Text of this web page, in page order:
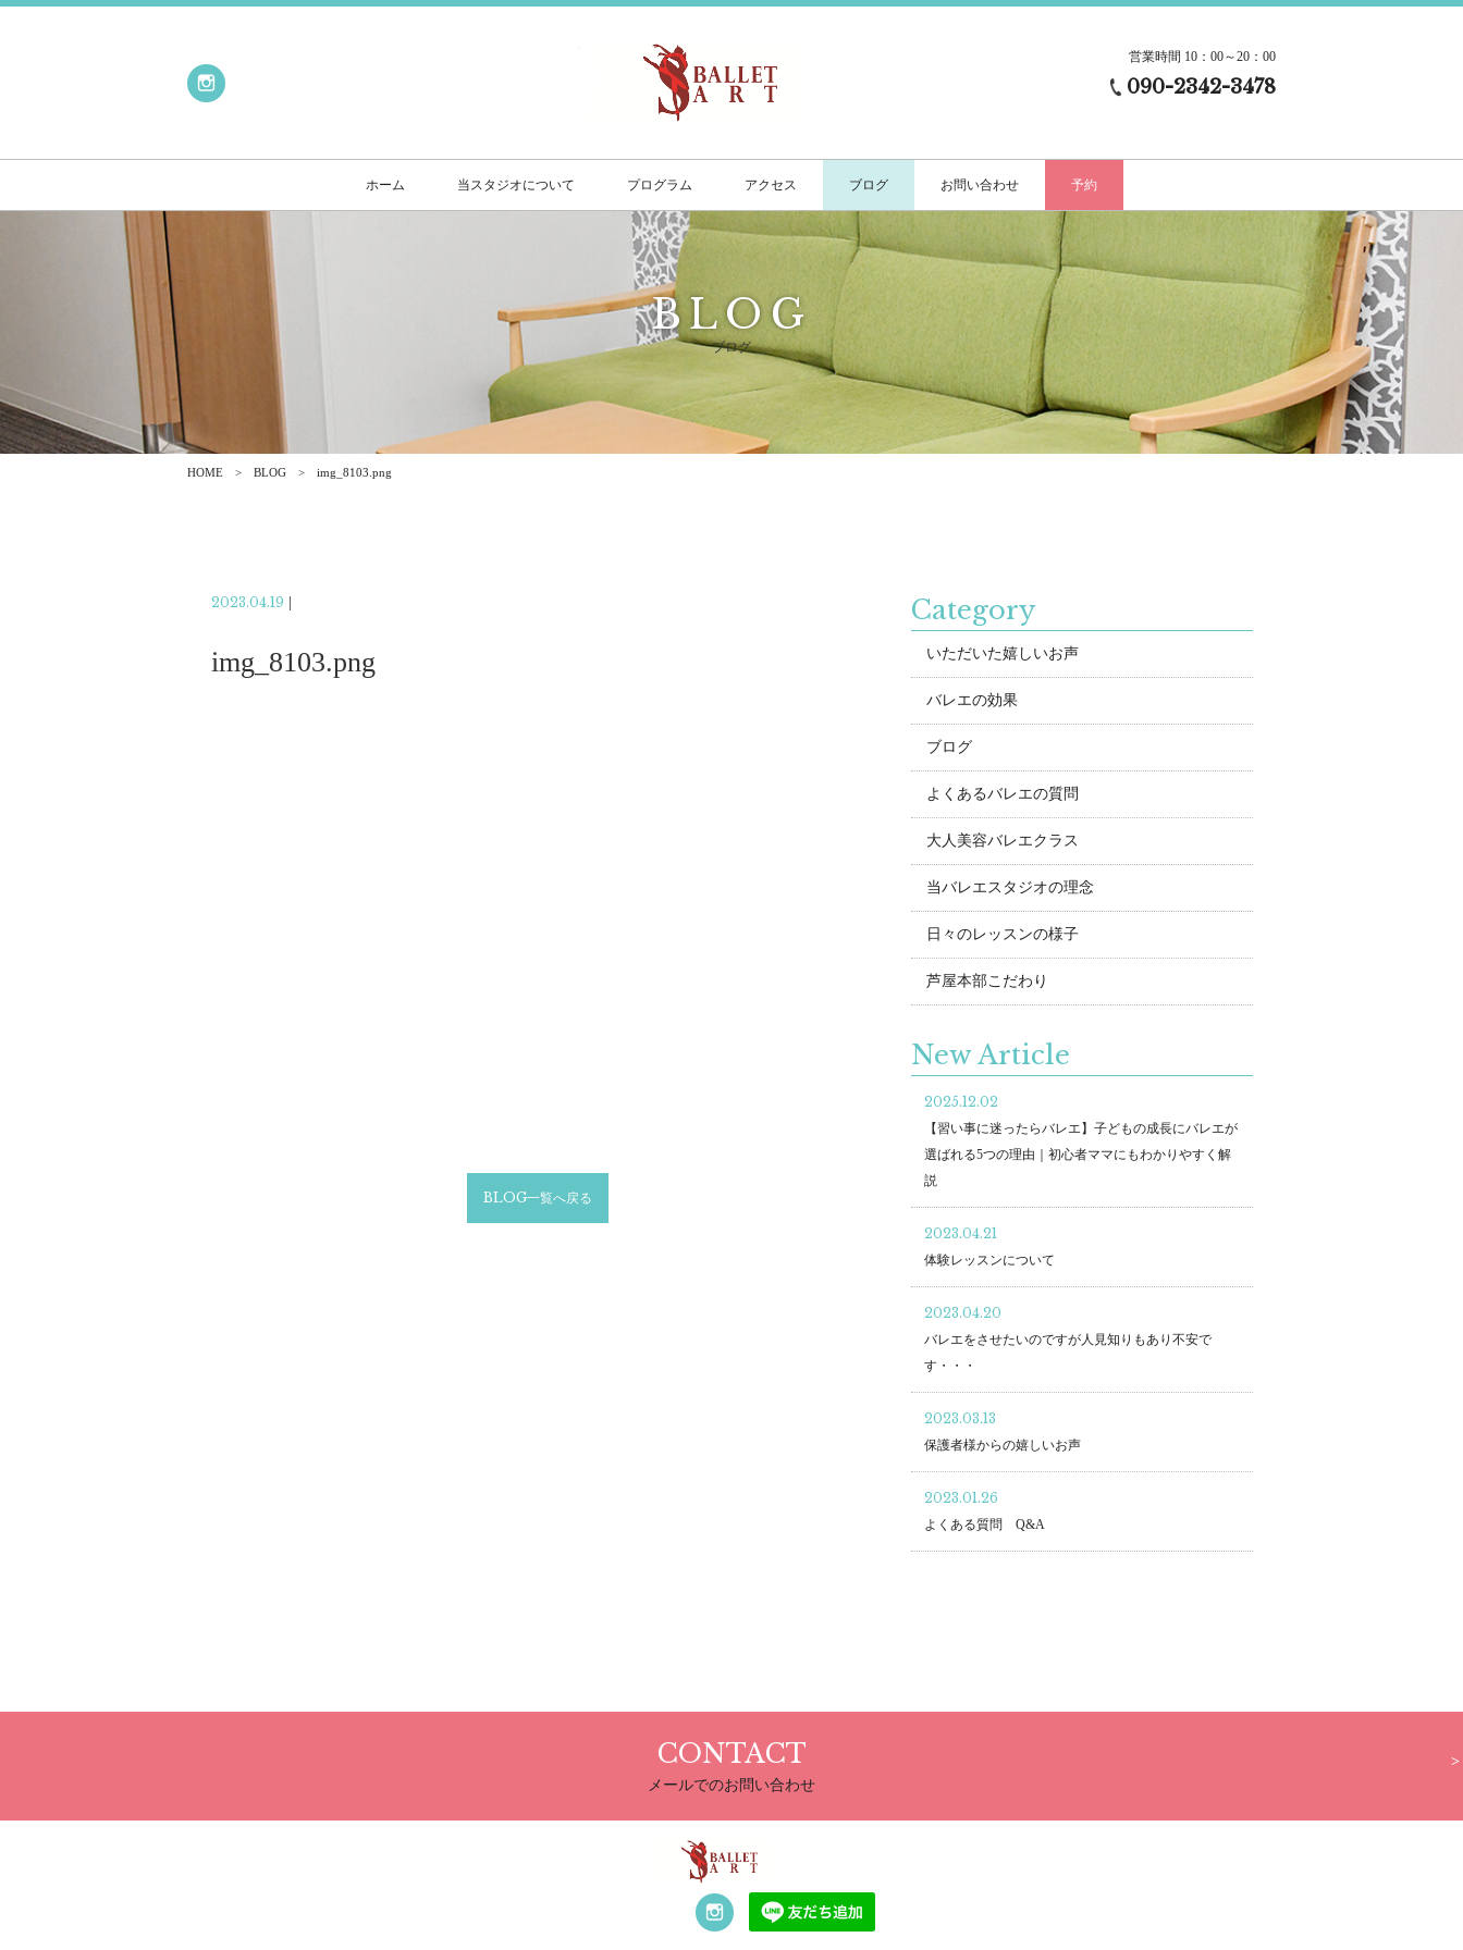
営業時間 10：00～20：00
090-2342-3478
ホーム 当スタジオについて プログラム アクセス ブログ お問い合わせ 予約
BLOG
ブログ
HOME BLOG img_8103.png
2023.04.19
img_8103.png
BLOG一覧へ戻る
Category
いただいた嬉しいお声
バレエの効果
ブログ
よくあるバレエの質問
大人美容バレエクラス
当バレエスタジオの理念
日々のレッスンの様子
芦屋本部こだわり
New Article
2025.12.02
【習い事に迷ったらバレエ】子どもの成長にバレエが
選ばれる5つの理由｜初心者ママにもわかりやすく解
説
2023.04.21
体験レッスンについて
2023.04.20
バレエをさせたいのですが人見知りもあり不安で
す・・・
2023.03.13
保護者様からの嬉しいお声
2023.01.26
よくある質問 Q&A
CONTACT
メールでのお問い合わせ